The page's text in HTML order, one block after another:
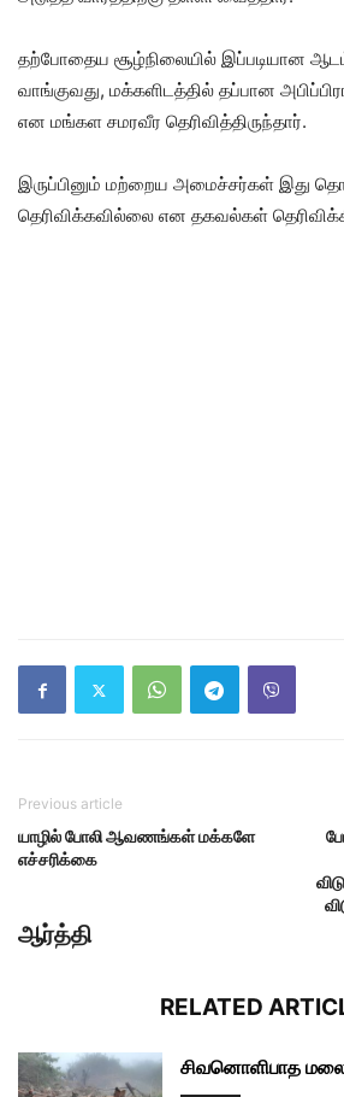
தற்போதைய சூழ்நிலையில் இப்படியான
வாங்குவது, மக்களிடத்தில் தப்பான
என மங்கள சமரவீர தெரிவித்திருந்தார்.
இருப்பினும் மற்றைய அமைச்சர்கள் இது
தெரிவிக்கவில்லை என தகவல்கள்
Previous article
யாழில் போலி ஆவணங்கள் மக்களே
எச்சரிக்கை
ஆர்த்தி
RELATED
சிவனொளிபாத